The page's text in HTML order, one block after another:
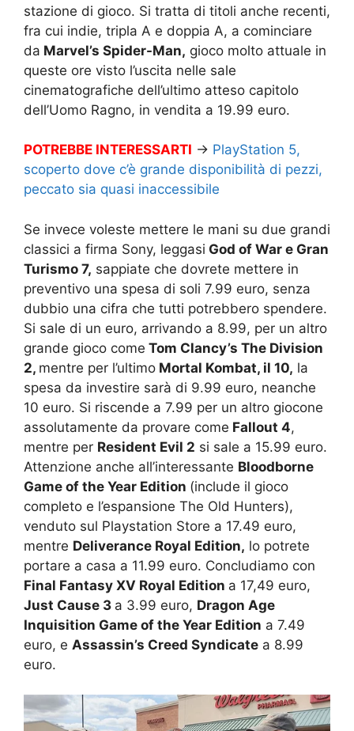
stazione di gioco. Si tratta di titoli anche recenti,
fra cui indie, tripla A e doppia A, a cominciare
da Marvel’s Spider-Man, gioco molto attuale in
queste ore visto l’uscita nelle sale
cinematografiche dell’ultimo atteso capitolo
dell’Uomo Ragno, in vendita a 19.99 euro.
POTREBBE INTERESSARTI → PlayStation 5,
scoperto dove c’è grande disponibilità di pezzi,
peccato sia quasi inaccessibile
Se invece voleste mettere le mani su due grandi
classici a firma Sony, leggasi God of War e Gran
Turismo 7, sappiate che dovrete mettere in
preventivo una spesa di soli 7.99 euro, senza
dubbio una cifra che tutti potrebbero spendere.
Si sale di un euro, arrivando a 8.99, per un altro
grande gioco come Tom Clancy’s The Division
2, mentre per l’ultimo Mortal Kombat, il 10, la
spesa da investire sarà di 9.99 euro, neanche
10 euro. Si riscende a 7.99 per un altro giocone
assolutamente da provare come Fallout 4,
mentre per Resident Evil 2 si sale a 15.99 euro.
Attenzione anche all’interessante Bloodborne
Game of the Year Edition (include il gioco
completo e l’espansione The Old Hunters),
venduto sul Playstation Store a 17.49 euro,
mentre Deliverance Royal Edition, lo potrete
portare a casa a 11.99 euro. Concludiamo con
Final Fantasy XV Royal Edition a 17,49 euro,
Just Cause 3 a 3.99 euro, Dragon Age
Inquisition Game of the Year Edition a 7.49
euro, e Assassin’s Creed Syndicate a 8.99
euro.